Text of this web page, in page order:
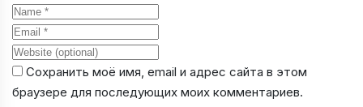
Name
Email
Website
Сохранить моё имя, email и адрес сайта в этом
браузере для последующих моих комментариев.